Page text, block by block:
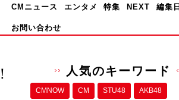
CMニュース エンタメ 特集 NEXT 編集
お問い合わせ
人気のキーワード
CMNOW CM STU48 AKB48